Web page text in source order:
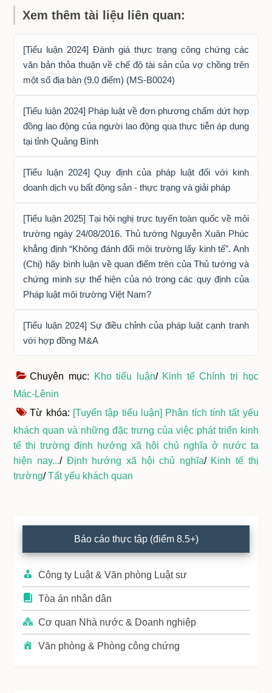
Xem thêm tài liệu liên quan:
[Tiểu luận 2024] Đánh giá thực trạng công chứng các
văn bản thỏa thuận về chế độ tài sản của vợ chồng trên
một số địa bàn (9.0 điểm) (MS-B0024)
[Tiểu luận 2024] Pháp luật về đơn phương chấm dứt hợp
đồng lao động của người lao động qua thực tiễn áp dụng
tại tỉnh Quảng Bình
[Tiểu luận 2024] Quy định của pháp luật đối với kinh
doanh dịch vụ bất động sản - thực trạng và giải pháp
[Tiểu luận 2025] Tại hội nghị trực tuyến toàn quốc về môi
trường ngày 24/08/2016. Thủ tướng Nguyễn Xuân Phúc
khẳng định “Không đánh đổi môi trường lấy kinh tế”. Anh
(Chị) hãy bình luận về quan điểm trên của Thủ tướng và
chứng minh sự thể hiện của nó trong các quy định của
Pháp luật môi trường Việt Nam?
[Tiểu luận 2024] Sự điều chỉnh của pháp luật cạnh tranh
với hợp đồng M&A
Chuyên mục: Kho tiểu luận/ Kinh tế Chính trị học
Mác-Lênin
Từ khóa: [Tuyển tập tiểu luận] Phân tích tính tất yếu
khách quan và những đặc trưng của việc phát triển kinh
tế thị trường định hướng xã hội chủ nghĩa ở nước ta
hiện nay.../ Định hướng xã hội chủ nghĩa/ Kinh tế thị
trường/Tất yếu khách quan
Primary
Sidebar
Báo cáo thực tập (điểm 8.5+)
Công ty Luật & Văn phòng Luật sư
Tòa án nhân dân
Cơ quan Nhà nước & Doanh nghiệp
Văn phòng & Phòng công chứng